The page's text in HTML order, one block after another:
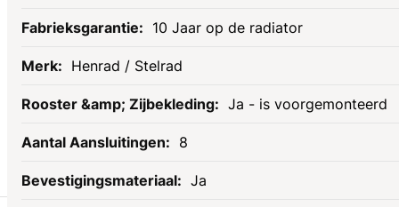
10 Jaar op de radiator
Henrad / Stelrad
Ja - is voorgemonteerd
8
Ja